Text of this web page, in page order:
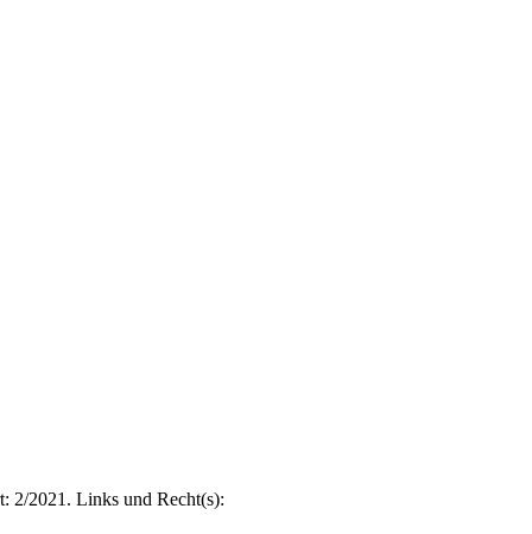
2/2021. Links und Recht(s):